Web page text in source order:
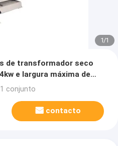
1/1
de transformador seco
e largura máxima de
1 conjunto
contacto